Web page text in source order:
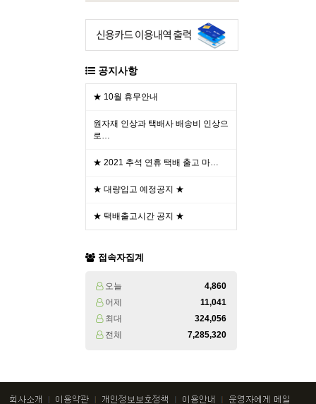
공지사항
★ 10월 휴무안내
원자재 인상과 택배사 배송비 인상으
로…
★ 2021 추석 연휴 택배 출고 마…
★ 대량입고 예정공지 ★
★ 택배출고시간 공지 ★
접속자집계
오늘
4,860
어제
11,041
최대
324,056
전체
7,285,320